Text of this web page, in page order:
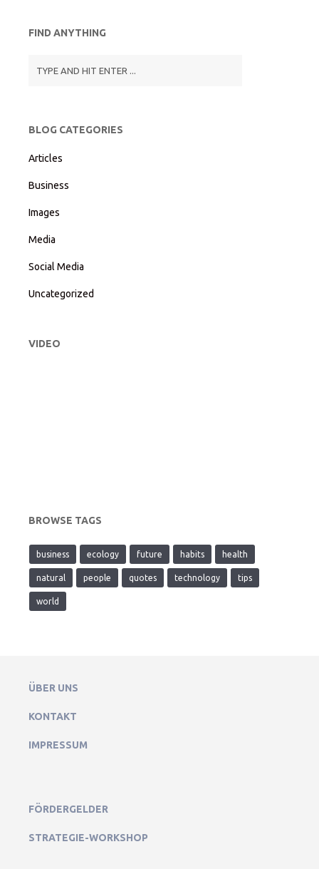
FIND ANYTHING
BLOG CATEGORIES
Articles
Business
Images
Media
Social Media
Uncategorized
VIDEO
BROWSE TAGS
business ecology future habits health
natural people quotes technology tips
world
ÜBER UNS
KONTAKT
IMPRESSUM
FÖRDERGELDER
STRATEGIE-WORKSHOP